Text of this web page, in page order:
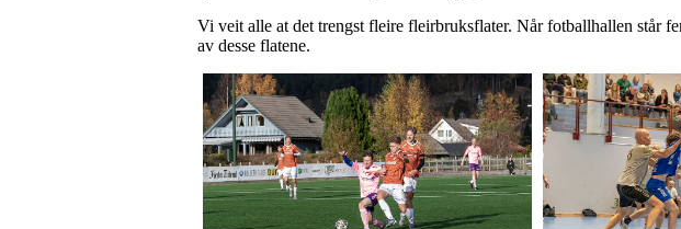
Vi veit alle at det trengst fleire fleirbruksflater. Når fotballhallen står
av desse flatene.